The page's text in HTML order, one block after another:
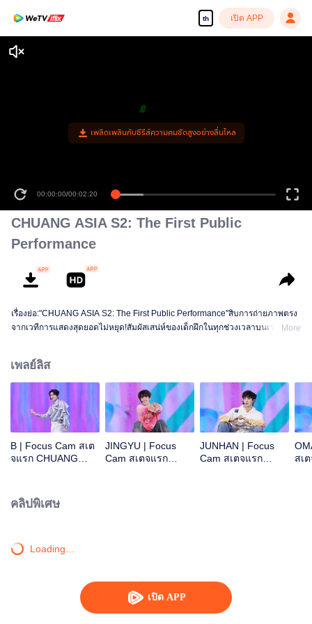
th เปิด APP
เปิด APP
เพลิดเพลินกับซีรีส์ความคมชัดสูงอย่างลื่นไหล
00:00:00/00:02:20
CHUANG ASIA S2: The First Public
Performance
เรื่องย่อ:"CHUANG ASIA S2: The First Public Performance"สิบการถ่ายภาพตรง
จากเวทีการแสดงสุดยอดไม่หยุด!สัมผัสเสน่ห์ของเด็กฝึกในทุกช่วงเวลาบนเวที!โอเค
More
เพลย์ลิส
B | Focus Cam สเต
จแรก CHUANG
JINGYU | Focus
Cam สเตจแรก
JUNHAN | Focus
Cam สเตจแรก
สเ
คลิปพิเศษ
Loading…